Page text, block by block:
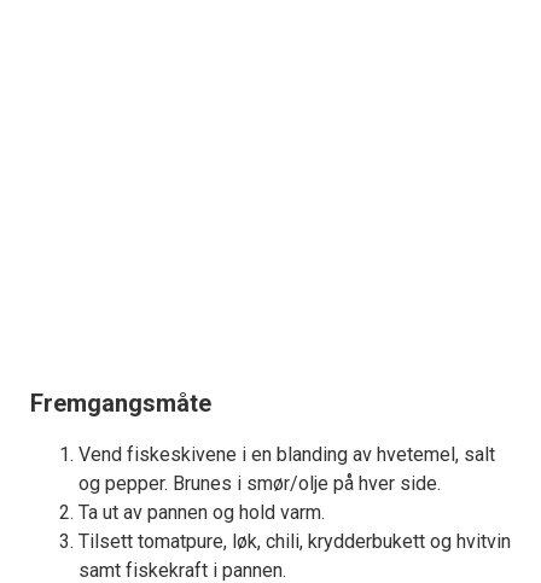
Fremgangsmåte
Vend fiskeskivene i en blanding av hvetemel, salt
og pepper. Brunes i smør/olje på hver side.
Ta ut av pannen og hold varm.
Tilsett tomatpure, løk, chili, krydderbukett og hvitvin
samt fiskekraft i pannen.